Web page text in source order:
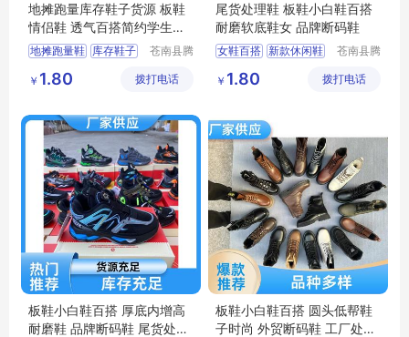
地摊跑量库存鞋子货源 板鞋
情侣鞋 透气百搭简约学生小
白鞋
地摊跑量鞋 库存鞋子
学生小白鞋
苍南县腾
务商行
￥ 1.80 拨打电话
尾货处理鞋 板鞋小白鞋百搭
耐磨软底鞋女 品牌断码鞋
女鞋百搭 新款休闲鞋
跑步鞋男轻便
苍南县腾
务商行
￥ 1.80 拨打电话
板鞋小白鞋百搭 厚底内增高
耐磨鞋 品牌断码鞋 尾货处理
板鞋小白鞋百搭 圆头低帮鞋
子时尚 外贸断码鞋 工厂处理